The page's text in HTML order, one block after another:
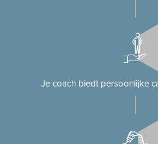
Je coach biedt persoonlijke